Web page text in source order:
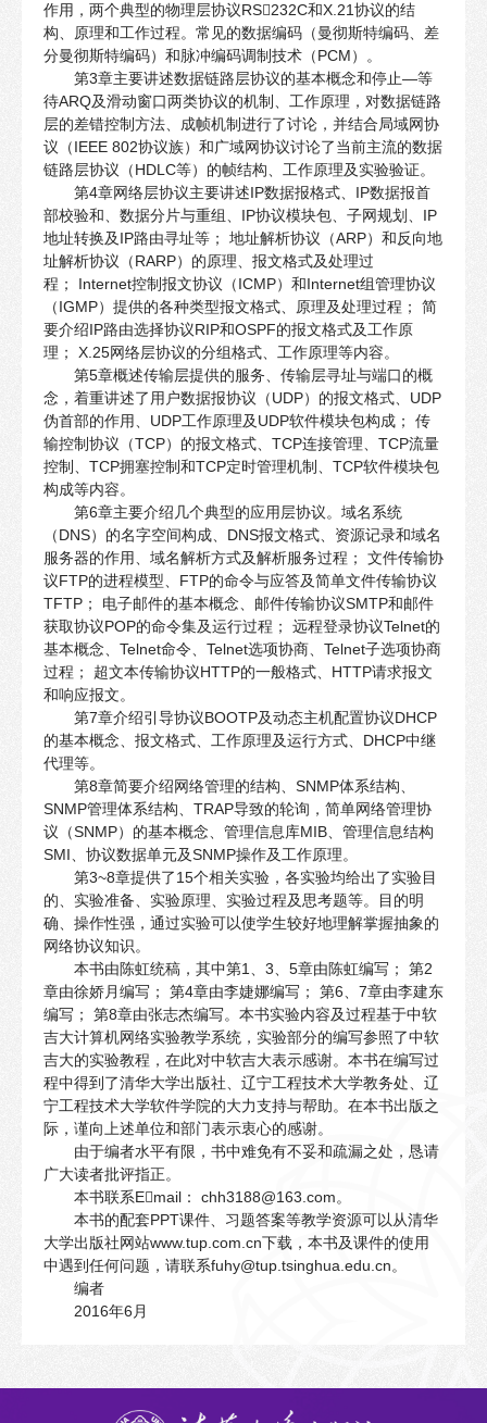
作用，两个典型的物理层协议RS232C和X.21协议的结
构、原理和工作过程。常见的数据编码（曼彻斯特编码、差
分曼彻斯特编码）和脉冲编码调制技术（PCM）。
第3章主要讲述数据链路层协议的基本概念和停止—等
待ARQ及滑动窗口两类协议的机制、工作原理，对数据链路
层的差错控制方法、成帧机制进行了讨论，并结合局域网协
议（IEEE 802协议族）和广域网协议讨论了当前主流的数据
链路层协议（HDLC等）的帧结构、工作原理及实验验证。
第4章网络层协议主要讲述IP数据报格式、IP数据报首
部校验和、数据分片与重组、IP协议模块包、子网规划、IP
地址转换及IP路由寻址等； 地址解析协议（ARP）和反向地
址解析协议（RARP）的原理、报文格式及处理过
程； Internet控制报文协议（ICMP）和Internet组管理协议
（IGMP）提供的各种类型报文格式、原理及处理过程； 简
要介绍IP路由选择协议RIP和OSPF的报文格式及工作原
理； X.25网络层协议的分组格式、工作原理等内容。
第5章概述传输层提供的服务、传输层寻址与端口的概
念，着重讲述了用户数据报协议（UDP）的报文格式、UDP
伪首部的作用、UDP工作原理及UDP软件模块包构成； 传
输控制协议（TCP）的报文格式、TCP连接管理、TCP流量
控制、TCP拥塞控制和TCP定时管理机制、TCP软件模块包
构成等内容。
第6章主要介绍几个典型的应用层协议。域名系统
（DNS）的名字空间构成、DNS报文格式、资源记录和域名
服务器的作用、域名解析方式及解析服务过程； 文件传输协
议FTP的进程模型、FTP的命令与应答及简单文件传输协议
TFTP； 电子邮件的基本概念、邮件传输协议SMTP和邮件
获取协议POP的命令集及运行过程； 远程登录协议Telnet的
基本概念、Telnet命令、Telnet选项协商、Telnet子选项协商
过程； 超文本传输协议HTTP的一般格式、HTTP请求报文
和响应报文。
第7章介绍引导协议BOOTP及动态主机配置协议DHCP
的基本概念、报文格式、工作原理及运行方式、DHCP中继
代理等。
第8章简要介绍网络管理的结构、SNMP体系结构、
SNMP管理体系结构、TRAP导致的轮询，简单网络管理协
议（SNMP）的基本概念、管理信息库MIB、管理信息结构
SMI、协议数据单元及SNMP操作及工作原理。
第3~8章提供了15个相关实验，各实验均给出了实验目
的、实验准备、实验原理、实验过程及思考题等。目的明
确、操作性强，通过实验可以使学生较好地理解掌握抽象的
网络协议知识。
本书由陈虹统稿，其中第1、3、5章由陈虹编写； 第2
章由徐娇月编写； 第4章由李婕娜编写； 第6、7章由李建东
编写； 第8章由张志杰编写。本书实验内容及过程基于中软
吉大计算机网络实验教学系统，实验部分的编写参照了中软
吉大的实验教程，在此对中软吉大表示感谢。本书在编写过
程中得到了清华大学出版社、辽宁工程技术大学教务处、辽
宁工程技术大学软件学院的大力支持与帮助。在本书出版之
际，谨向上述单位和部门表示衷心的感谢。
由于编者水平有限，书中难免有不妥和疏漏之处，恳请
广大读者批评指正。
本书联系Email： chh3188@163.com。
本书的配套PPT课件、习题答案等教学资源可以从清华
大学出版社网站www.tup.com.cn下载，本书及课件的使用
中遇到任何问题，请联系fuhy@tup.tsinghua.edu.cn。
编者
2016年6月